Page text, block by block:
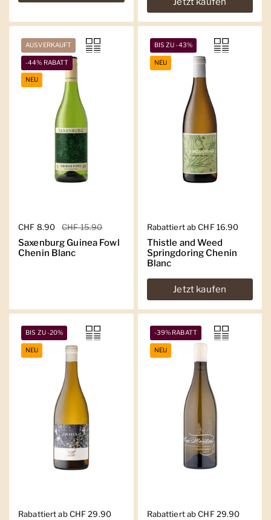
Regulärer Preis
CHF 8.90 Sale-Preis
CHF 15.90
Saxenburg Guinea Fowl
Chenin Blanc
AUSVERKAUFT
-44% RABATT
NEU
Regulärer Preis
Rabattiert ab CHF 16.90
Thistle and Weed
Springdoring Chenin
Blanc
Jetzt kaufen
BIS ZU -43%
NEU
Regulärer Preis
Rabattiert ab CHF 29.90
BIS ZU -20%
NEU
Regulärer Preis
Rabattiert ab CHF 29.90
-39% RABATT
NEU